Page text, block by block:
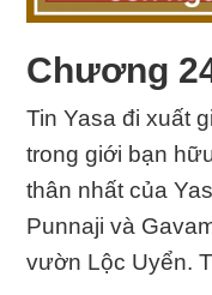
Chương
Tin Yasa đi xuất
trong giới bạn
thân nhất của
Punnaji và
vườn Lộc Uyển.